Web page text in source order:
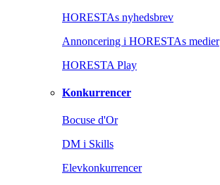
HORESTAs nyhedsbrev
Annoncering i HORESTAs medier
HORESTA Play
Konkurrencer
Bocuse d'Or
DM i Skills
Elevkonkurrencer